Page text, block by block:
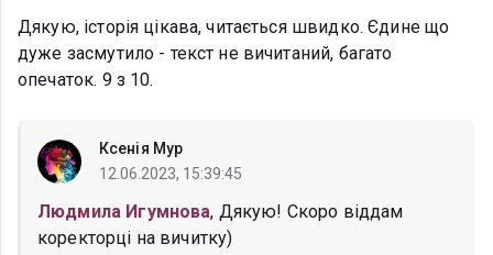
Дякую, історія цікава, читається швидко. Єдине що
дуже засмутило - текст не вичитаний, багато
опечаток. 9 з 10.
Ксенія Мур
12.06.2023, 15:39:45
Людмила Игумнова, Дякую! Скоро віддам
коректорці на вичитку)